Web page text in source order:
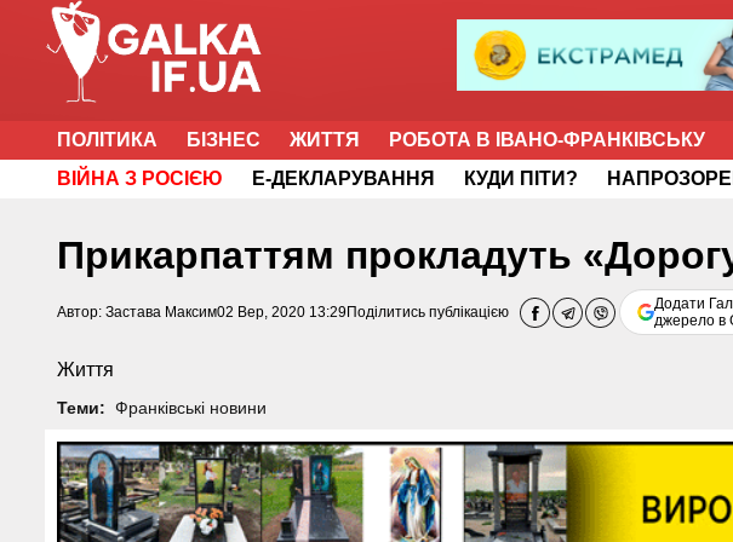
ПОЛІТИКА БІЗНЕС ЖИТТЯ РОБОТА В ІВАНО-ФРАНКІВСЬКУ
ВІЙНА З РОСІЄЮ
Е-ДЕКЛАРУВАННЯ КУДИ ПІТИ?
Прикарпаттям прокладуть
Автор: Застава Максим02 Вер, 2020 13:29 Поділитись публікацією
Додати
джерело в
Життя
Теми: Франківські новини